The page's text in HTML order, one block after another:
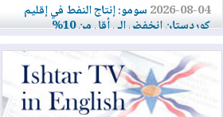
2026-08-04سومو: إنتاج النفط في إقليم
كوردستان انخفض إلى أقل من 10%
2026-08-04 ملفات حقبة الكاظمي تعود إلى
الواجهة.. أنباء عن مراجعات قضائية
وتحقيقات أوسع في قضايا فساد